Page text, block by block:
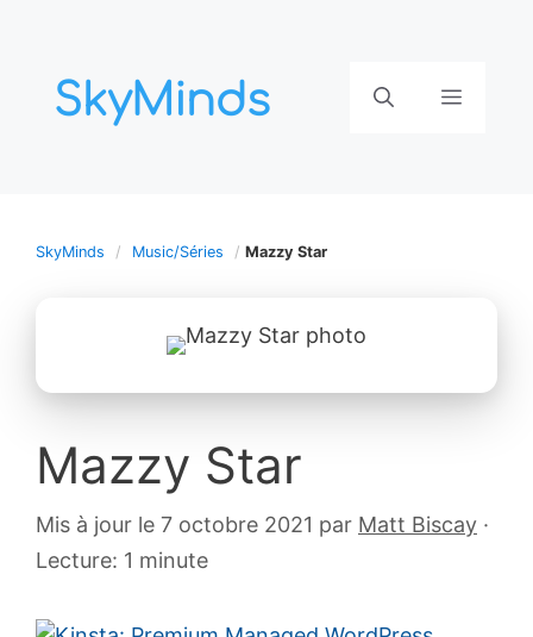
contenu
Menu
SkyMinds Music/Séries Mazzy Star
Mazzy Star
Mis à jour le 7 octobre 2021 12
par Matt Biscay ·
Lecture: 1 minute